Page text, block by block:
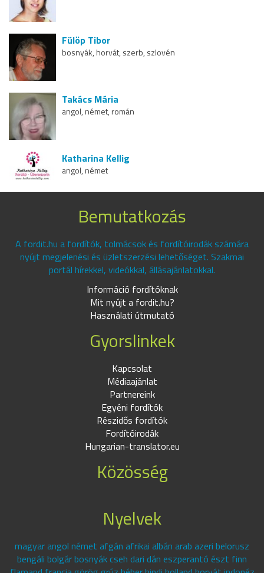
Fülöp Tibor
bosnyák, horvát, szerb, szlovén
Takács Mária
angol, német, román
Katharina Kellig
angol, német
Bemutatkozás
A fordit.hu a fordítók, tolmácsok és fordítóirodák számára
nyújt megjelenési és üzletszerzési lehetőséget. Szakmai
portál hírekkel, videókkal, állásajánlatokkal.
Információ fordítóknak
Mit nyújt a fordit.hu?
Használati útmutató
Gyorslinkek
Kapcsolat
Médiaajánlat
Partnereink
Egyéni fordítók
Részidős fordítók
Fordítóirodák
Hungarian-translator.eu
Közösség
Nyelvek
magyar angol német afgán afrikai albán arab azeri belorusz
bengáli bolgár bosnyák cseh dari dán eszperantó észt finn